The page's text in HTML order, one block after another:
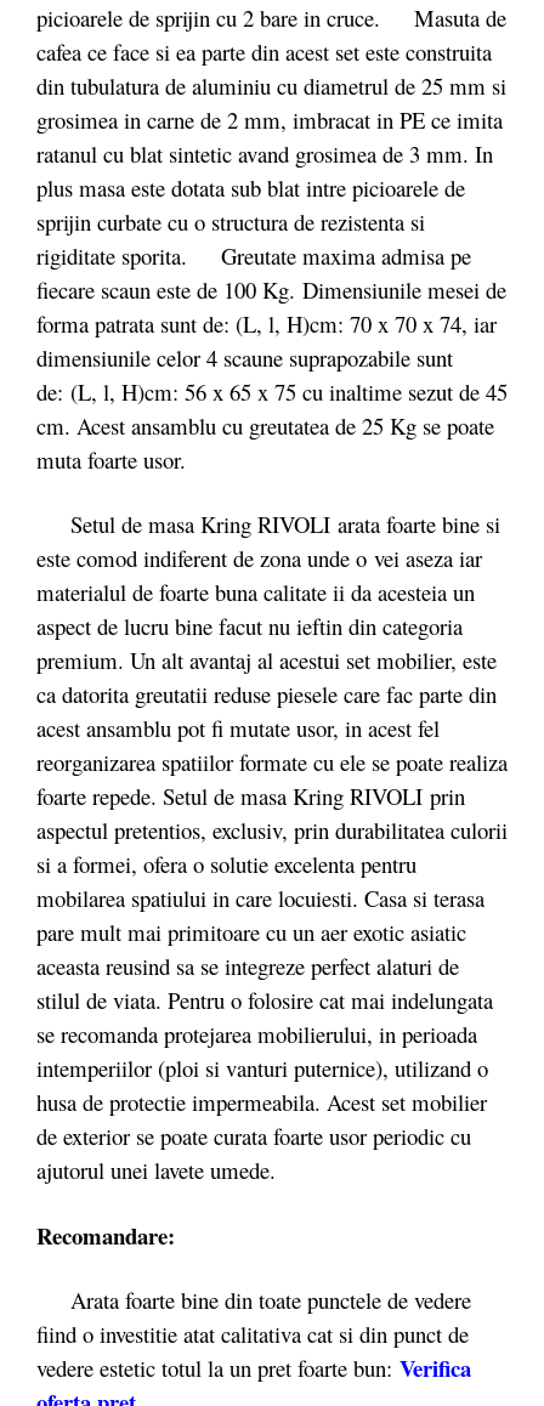
picioarele de sprijin cu 2 bare in cruce. Masuta de
cafea ce face si ea parte din acest set este construita
din tubulatura de aluminiu cu diametrul de 25 mm si
grosimea in carne de 2 mm, imbracat in PE ce imita
ratanul cu blat sintetic avand grosimea de 3 mm. In
plus masa este dotata sub blat intre picioarele de
sprijin curbate cu o structura de rezistenta si
rigiditate sporita. Greutate maxima admisa pe
fiecare scaun este de 100 Kg. Dimensiunile mesei de
forma patrata sunt de: (L, l, H)cm: 70 x 70 x 74, iar
dimensiunile celor 4 scaune suprapozabile sunt
de: (L, l, H)cm: 56 x 65 x 75 cu inaltime sezut de 45
cm. Acest ansamblu cu greutatea de 25 Kg se poate
muta foarte usor.
Setul de masa Kring RIVOLI arata foarte bine si
este comod indiferent de zona unde o vei aseza iar
materialul de foarte buna calitate ii da acesteia un
aspect de lucru bine facut nu ieftin din categoria
premium. Un alt avantaj al acestui set mobilier, este
ca datorita greutatii reduse piesele care fac parte din
acest ansamblu pot fi mutate usor, in acest fel
reorganizarea spatiilor formate cu ele se poate realiza
foarte repede. Setul de masa Kring RIVOLI prin
aspectul pretentios, exclusiv, prin durabilitatea culorii
si a formei, ofera o solutie excelenta pentru
mobilarea spatiului in care locuiesti. Casa si terasa
pare mult mai primitoare cu un aer exotic asiatic
aceasta reusind sa se integreze perfect alaturi de
stilul de viata. Pentru o folosire cat mai indelungata
se recomanda protejarea mobilierului, in perioada
intemperiilor (ploi si vanturi puternice), utilizand o
husa de protectie impermeabila. Acest set mobilier
de exterior se poate curata foarte usor periodic cu
ajutorul unei lavete umede.
Recomandare:
Arata foarte bine din toate punctele de vedere
fiind o investitie atat calitativa cat si din punct de
vedere estetic totul la un pret foarte bun: Verifica